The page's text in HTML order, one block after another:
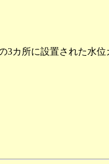
3カ所に設置された水位